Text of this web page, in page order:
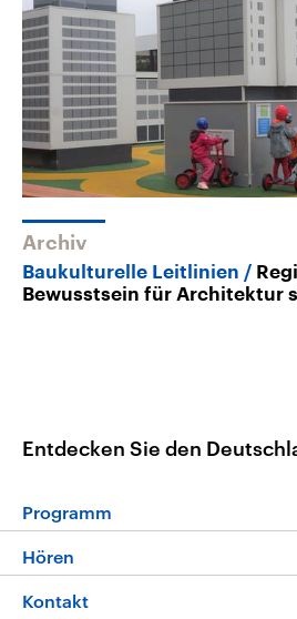
Archiv
Baukulturelle Leitlinien
Bewusstsein für Architektur
Entdecken Sie den
Programm
Programm
Hören
Livestream
Kontakt